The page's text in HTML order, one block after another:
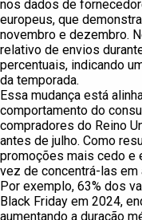
nos dados de
europeus, que
novembro e dezembro.
relativo de envios
percentuais, indicando
da temporada.
Essa mudança está
comportamento do
compradores do Reino
antes de julho. Como
promoções mais cedo e
vez de concentrá-las em
Por exemplo, 63% dos
Black Friday em 2024,
aumentando a duração